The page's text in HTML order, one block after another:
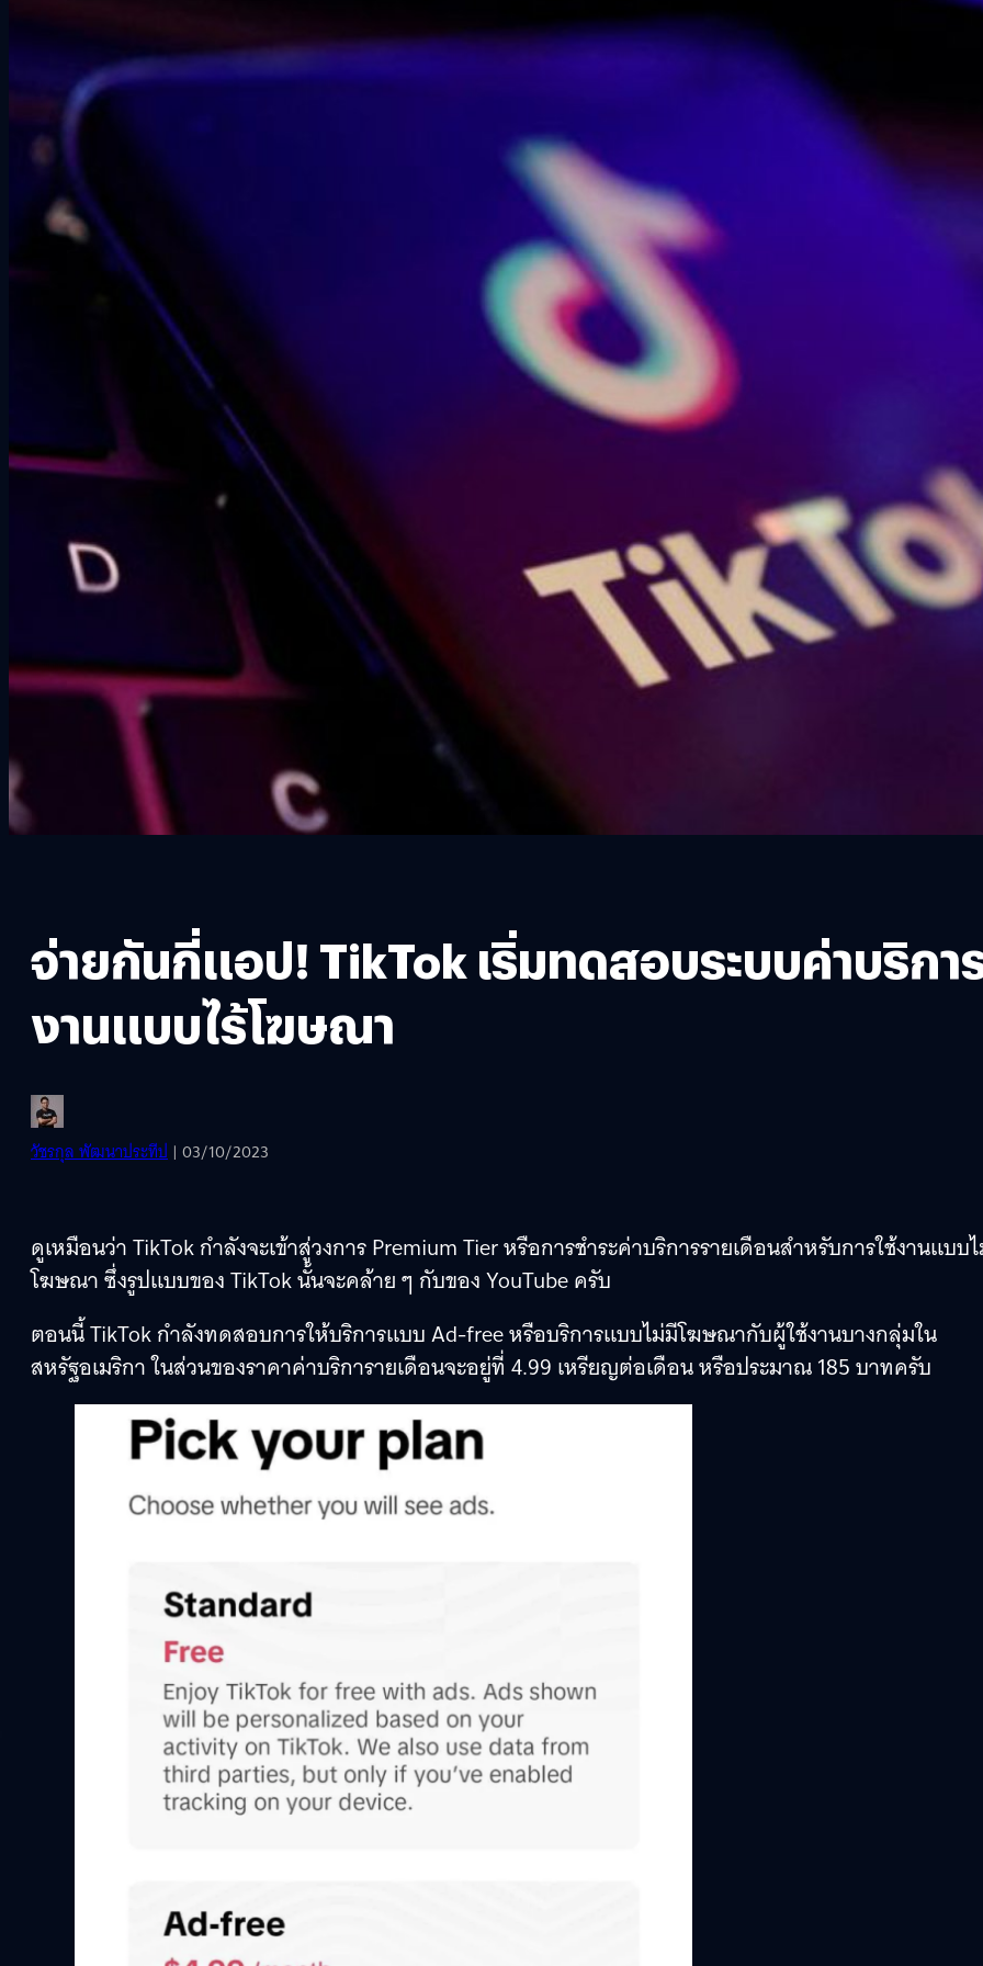
จ่ายกันกี่แอป! TikTok เริ่มทดสอบระบบค่าบริกา
งานแบบไร้โฆษณา
วัชรกุล พัฒนาประทีป | 03/10/2023
ดูเหมือนว่า TikTok กำลังจะเข้าสู่วงการ Premium Tier หรือการชำระค่าบริการรายเดือนสำหรับการใช้งานแบบ
โฆษณา ซึ่งรูปแบบของ TikTok นั้นจะคล้าย ๆ กับของ YouTube ครับ
ตอนนี้ TikTok กำลังทดสอบการให้บริการแบบ Ad-free หรือบริการแบบไม่มีโฆษณากับผู้ใช้งานบางกลุ่มใน
สหรัฐอเมริกา ในส่วนของราคาค่าบริการายเดือนจะอยู่ที่ 4.99 เหรียญต่อเดือน หรือประมาณ 185 บาทครับ